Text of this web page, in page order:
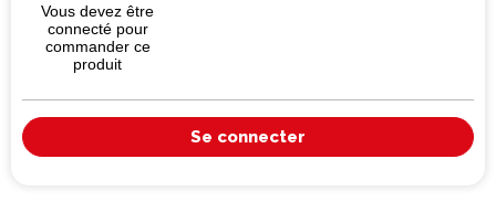
Vous devez être
connecté pour
commander ce
produit
Se connecter